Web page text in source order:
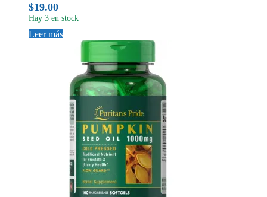
$19.00
Hay 3 en stock
Leer más